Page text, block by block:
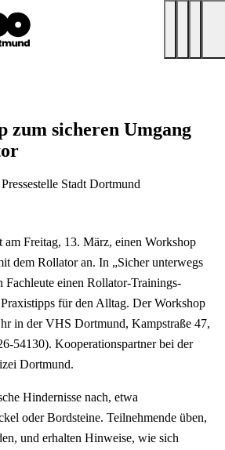
zum sicheren Umgang
Stadt Dortmund
Freitag, 13. März, einen Workshop
dem Rollator an. In „Sicher unterwegs
Fachleute einen Rollator-Trainings-
für den Alltag. Der Workshop
in der VHS Dortmund, Kampstraße 47,
54130). Kooperationspartner bei der
Dortmund.
Hindernisse nach, etwa
oder Bordsteine. Teilnehmende üben,
und erhalten Hinweise, wie sich